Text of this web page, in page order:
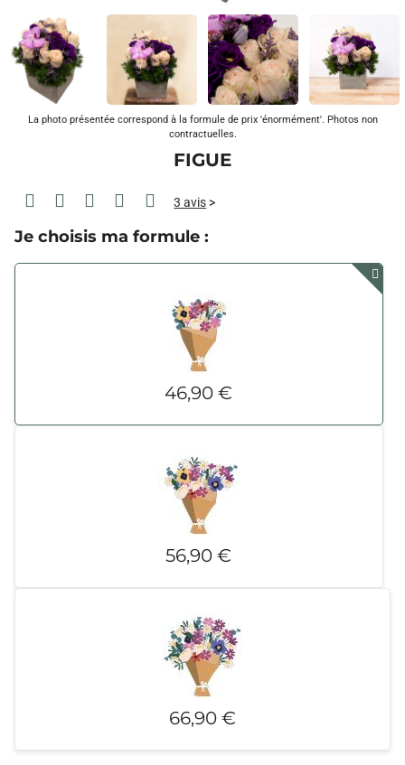
La photo présentée correspond à la formule de prix 'énormément'. Photos non
contractuelles.
FIGUE
3 avis >
Je choisis ma formule :
46,90 €
56,90 €
66,90 €